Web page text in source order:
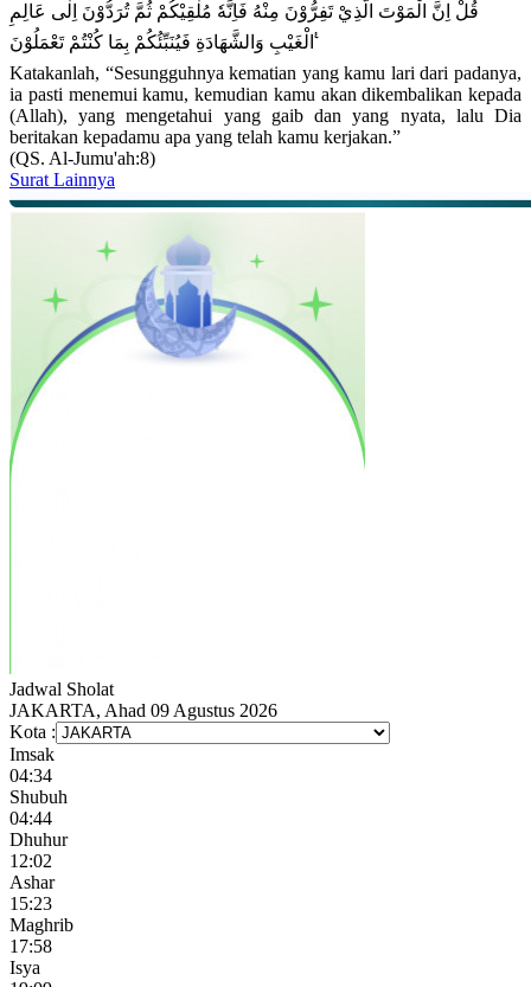
قُلْ اِنَّ الْمَوْتَ الَّذِيْ تَفِرُّوْنَ مِنْهُ فَاِنَّهٗ مُلٰقِيْكُمْ ثُمَّ تُرَدُّوْنَ اِلٰى عَالِمِ
الْغَيْبِ وَالشَّهَادَةِ فَيُنَبِّئُكُمْ بِمَا كُنْتُمْ تَعْمَلُوْنَ ࣖ
Katakanlah, “Sesungguhnya kematian yang kamu lari dari padanya,
ia pasti menemui kamu, kemudian kamu akan dikembalikan kepada
(Allah), yang mengetahui yang gaib dan yang nyata, lalu Dia
beritakan kepadamu apa yang telah kamu kerjakan.”
(QS. Al-Jumu'ah:8)
Surat Lainnya
Jadwal Sholat
JAKARTA, Ahad 09 Agustus 2026
Kota :
Imsak
04:34
Shubuh
04:44
Dhuhur
12:02
Ashar
15:23
Maghrib
17:58
Isya